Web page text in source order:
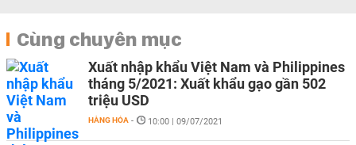
Cùng chuyên mục
Xuất nhập khẩu Việt Nam và Philippines
tháng 5/2021: Xuất khẩu gạo gần 502
triệu USD
HÀNG HÓA - 10:00 | 09/07/2021